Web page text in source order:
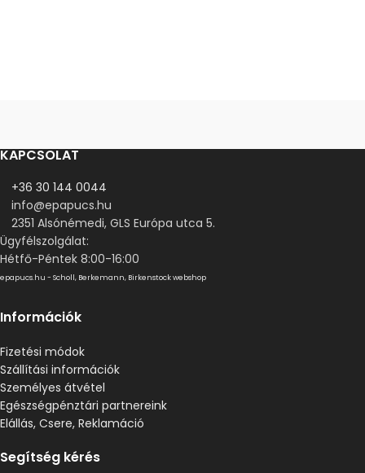
KAPCSOLAT
+36 30 144 0044
info@epapucs.hu
2351 Alsónémedi, GLS Európa utca 5.
Ügyfélszolgálat:
Hétfő-Péntek 8:00-16:00
epapucs.hu - Scholl, Berkemann, Birkenstock webshop
Információk
Fizetési módok
Szállítási információk
Személyes átvétel
Egészségpénztári partnereink
Elállás, Csere, Reklamáció
Segítség kérés